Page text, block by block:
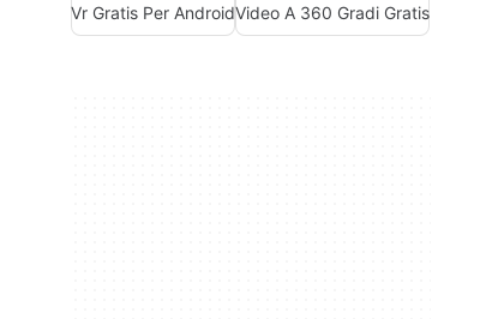
Vr Gratis Per AndroidVideo A 360 Gradi Gratis